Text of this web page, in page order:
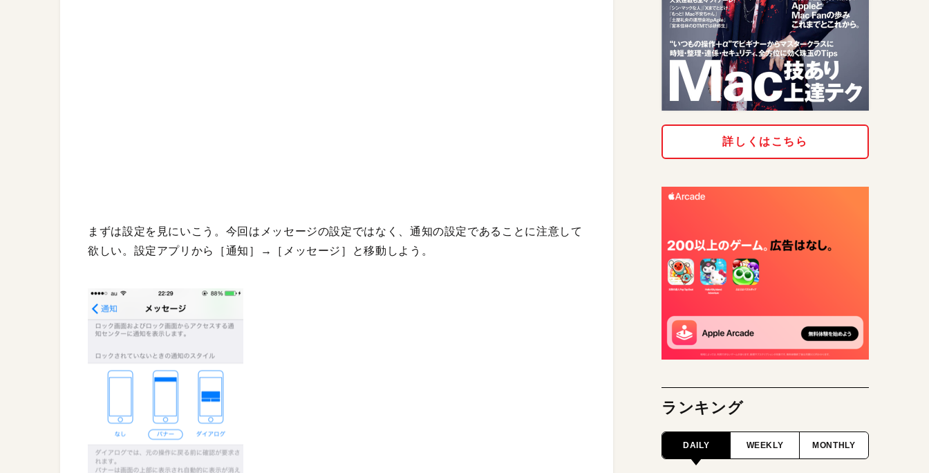
まずは設定を見にいこう。今回はメッセージの設定ではなく、通知の設定であることに注意して
欲しい。設定アプリから［通知］→［メッセージ］と移動しよう。
詳しくはこちら
ランキング
DAILY WEEKLY MONTHLY